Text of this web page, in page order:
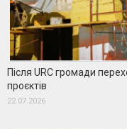
Після URC громади
проєктів
22.07.2026